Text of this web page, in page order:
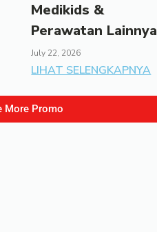
Medikids &
Perawatan Lainnya
July 22, 2026
LIHAT SELENGKAPNYA
More Promo